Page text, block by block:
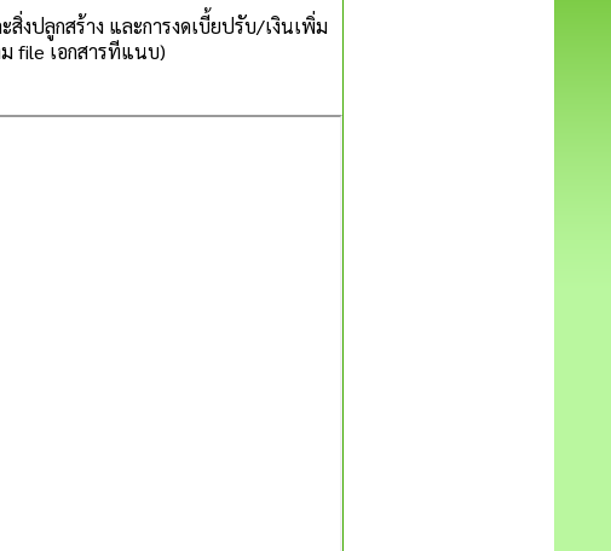
งปลูกสร้าง และการงดเบี้ยปรับ/เงินเพิ่ม
file เอกสารทีแนบ)